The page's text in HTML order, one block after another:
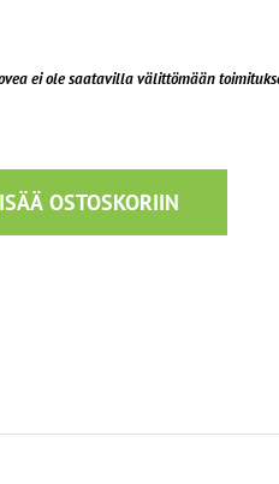
ei ole saatavilla välittömään
OSTOSKORIIN